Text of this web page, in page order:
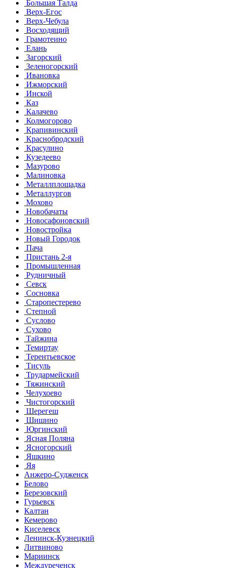
Большая Талда
Верх-Егос
Верх-Чебула
Восходящий
Грамотеино
Елань
Загорский
Зеленогорский
Ивановка
Ижморский
Инской
Каз
Калачево
Колмогорово
Крапивинский
Краснобродский
Красулино
Кузедеево
Мазурово
Малиновка
Металлплощадка
Металлургов
Мохово
Новобачаты
Новосафоновский
Новостройка
Новый Городок
Пача
Пристань 2-я
Промышленная
Рудничный
Севск
Сосновка
Старопестерево
Степной
Суслово
Сухово
Тайжина
Темиртау
Терентьевское
Тисуль
Трудармейский
Тяжинский
Челухоево
Чистогорский
Шерегеш
Шишино
Юргинский
Ясная Поляна
Ясногорский
Яшкино
Яя
Анжеро-Судженск
Белово
Березовский
Гурьевск
Калтан
Кемерово
Киселевск
Ленинск-Кузнецкий
Литвиново
Мариинск
Междуреченск